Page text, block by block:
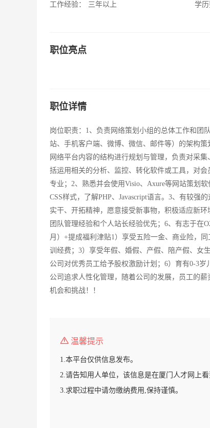
工作经验：
三年以上
学历
职位亮点
职位详情
岗位职责：1、负责网络策划小组的总体工作和团
站、手机客户端、微博、微信、邮件等）的架构
网络平台内容的结构进行规划与管理，负责对采
括运用相关的分析、监控、转化软件或工具，对
专业；2、熟悉并会使用Visio、Axure等网站策划
CSS样式，了解PHP、Javascript语言。3、有较
实干、开拓精神，愿意接受新事物，积极适应新
团队管理经验和个人站长经验优先；6、有志于在
月）+提成福利津贴1）享受五险一金、商业险，
训经费；3）享受年假、婚假、产假、陪产假、女
公司对优秀员工给予股权激励计划；6）育有0-3岁
公司追求人性化管理，随着公司的发展，员工的
机会和挑战！！
温馨提示
1.本平台仅供信息发布。
2.请告知用人单位，该信息是在厦门人才网上看
3.求职过程中请勿缴纳费用,保持谨慎。